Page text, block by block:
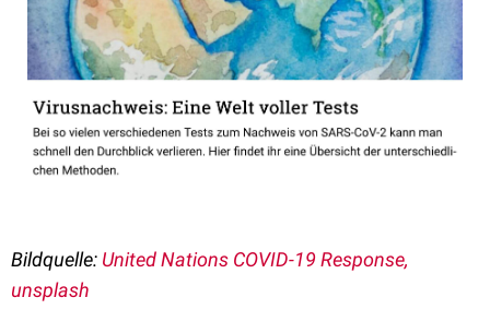
Bildquelle: United Nations COVID-19 Response,
unsplash